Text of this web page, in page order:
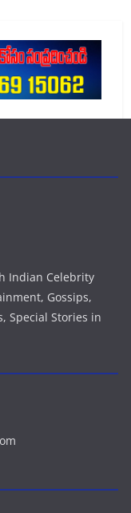
Indian Celebrity
Gossips,
Special Stories in